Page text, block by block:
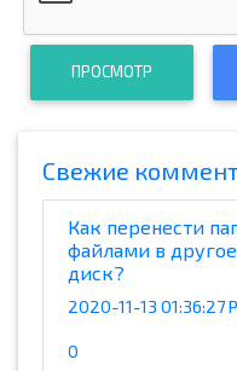
ПРОСМОТР
Cвежие
Как перенести
файлами в
диск?
2020-11-13 01:36:27
0